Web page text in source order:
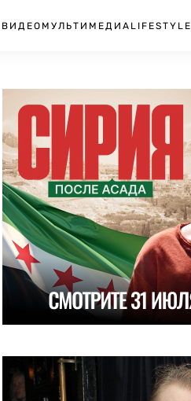
ВИДЕО МУЛЬТИМЕДИА LIFESTYLE